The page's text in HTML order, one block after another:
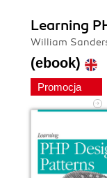
Learning
William
(ebook)
Promocja